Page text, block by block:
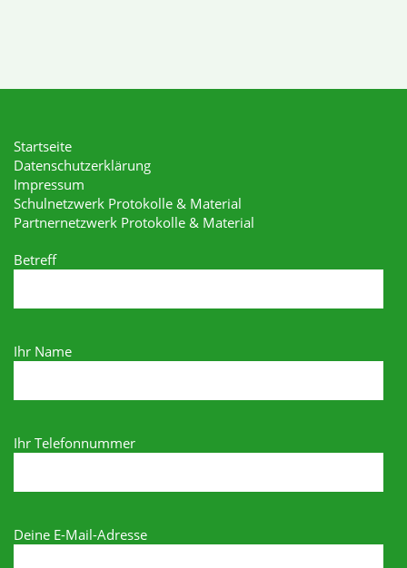
Startseite
Datenschutzerklärung
Impressum
Schulnetzwerk Protokolle & Material
Partnernetzwerk Protokolle & Material
Betreff
Ihr Name
Ihr Telefonnummer
Deine E-Mail-Adresse